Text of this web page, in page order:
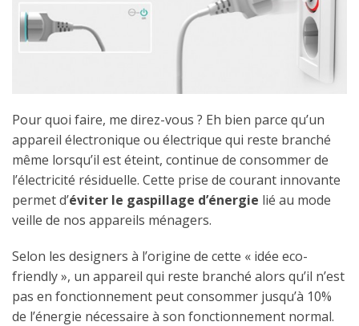
Pour quoi faire, me direz-vous ? Eh bien parce qu’un
appareil électronique ou électrique qui reste branché
même lorsqu’il est éteint, continue de consommer de
l’électricité résiduelle. Cette prise de courant innovante
permet d’éviter le gaspillage d’énergie lié au mode
veille de nos appareils ménagers.
Selon les designers à l’origine de cette « idée eco-
friendly », un appareil qui reste branché alors qu’il n’est
pas en fonctionnement peut consommer jusqu’à 10%
de l’énergie nécessaire à son fonctionnement normal.